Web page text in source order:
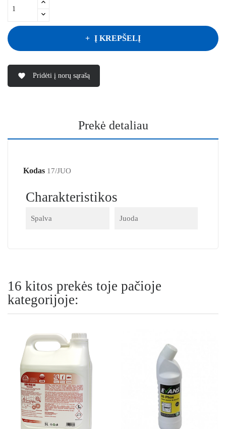
Į KREPŠELĮ
favorite Pridėti į norų sąrašą
Prekė detaliau
Kodas 17/JUO
Charakteristikos
Spalva Juoda
16 kitos prekės toje pačioje
kategorijoje: